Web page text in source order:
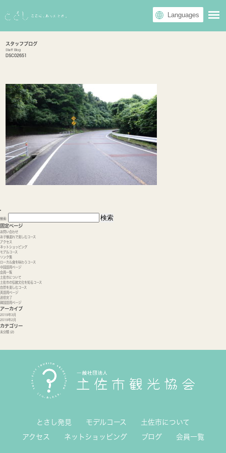
スタッフブログ
Staff Blog
DSC02651
検索:
固定ページ
お問い合わせ
お子様連れで楽しむコース
アクセス
ネットショッピング
モデルコース
リンク集
ローカル食を味わうコース
中国語用ページ
会員一覧
土佐市について
土佐市の伝統文化を知るコース
自然を楽しむコース
英語用ページ
送信完了
韓国語用ページ
アーカイブ
2019年3月
2019年2月
カテゴリー
未分類 (2)
とさし発見 モデルコース 土佐市について
アクセス ネットショッピング ブログ 会員一覧